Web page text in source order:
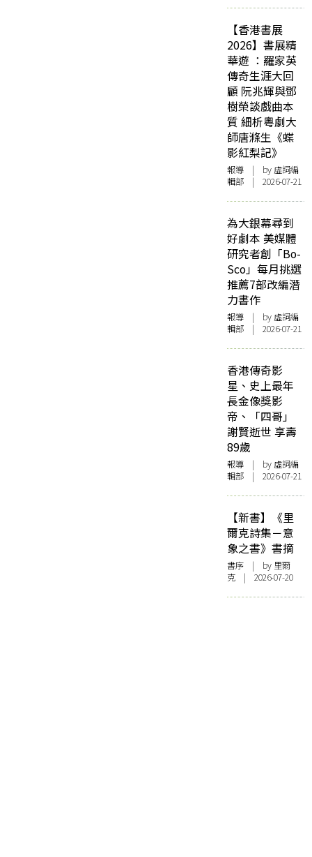
【香港書展
2026】書展精
華遊 ：羅家英
傳奇生涯大回
顧 阮兆輝與鄧
樹榮談戲曲本
質 細析粵劇大
師唐滌生《蝶
影紅梨記》
報導 | by 虛詞編
輯部 | 2026-07-21
為大銀幕尋到
好劇本 美媒體
研究者創「Bo-
Sco」每月挑選
推薦7部改編潛
力書作
報導 | by 虛詞編
輯部 | 2026-07-21
香港傳奇影
星、史上最年
長金像獎影
帝、「四哥」
謝賢逝世 享壽
89歲
報導 | by 虛詞編
輯部 | 2026-07-21
【新書】《里
爾克詩集－意
象之書》書摘
書序 | by 里爾
克 | 2026-07-20